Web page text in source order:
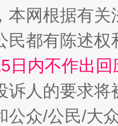
本网根据有
民都有陈述
日内不作出
诉人的要求将
公众/公民/大